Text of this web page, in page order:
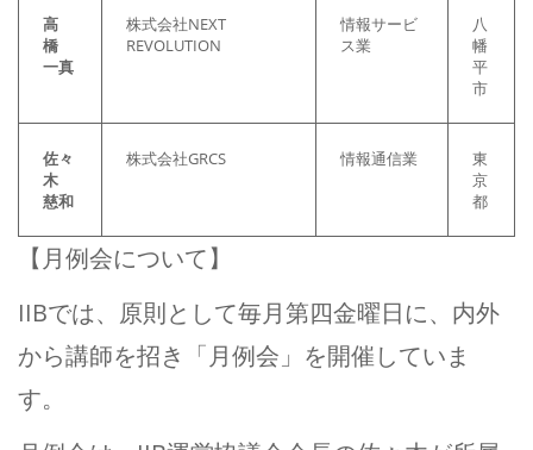
高
橋
一真
株式会社NEXT
REVOLUTION
情報サービ
ス業
八
幡
平
市
佐々
木
慈和
株式会社GRCS 情報通信業
東
京
都
【月例会について】
IIBでは、原則として毎月第四金曜日に、内外
から講師を招き「月例会」を開催していま
す。